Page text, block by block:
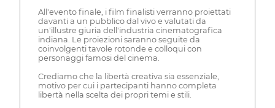
All'evento finale, i film finalisti verranno proiettati
davanti a un pubblico dal vivo e valutati da
un'illustre giuria dell'industria cinematografica
indiana. Le proiezioni saranno seguite da
coinvolgenti tavole rotonde e colloqui con
personaggi famosi del cinema.
Crediamo che la libertà creativa sia essenziale,
motivo per cui i partecipanti hanno completa
libertà nella scelta dei propri temi e stili.